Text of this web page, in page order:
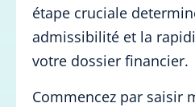
étape cruciale
admissibilité et la
votre dossier financier.
Commencez par saisir